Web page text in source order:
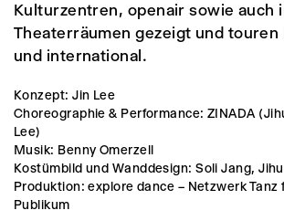
Kulturzentren, openair sowie auch
Theaterräumen gezeigt und
und international.
Konzept: Jin Lee
Choreographie & Performance: ZINADA
Lee)
Musik: Benny Omerzell
Kostümbild und Wanddesign: Soli Jang,
Produktion: explore dance – Netzwerk Tanz
Publikum